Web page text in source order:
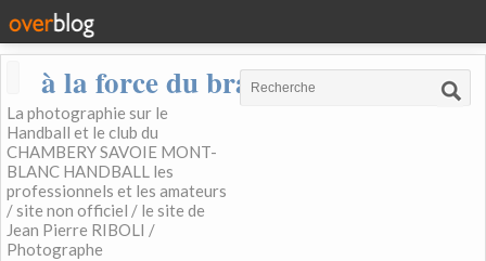
à la force du bras
La photographie sur le
Handball et le club du
CHAMBERY SAVOIE MONT-
BLANC HANDBALL les
professionnels et les amateurs
/ site non officiel / le site de
Jean Pierre RIBOLI /
Photographe